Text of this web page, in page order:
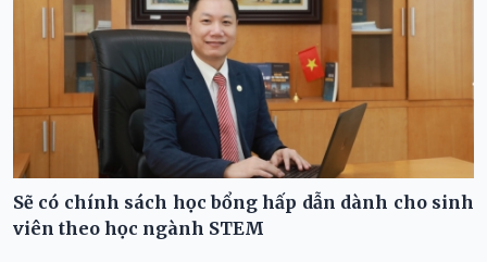
Sẽ có chính sách học bổng hấp dẫn dành cho sinh
viên theo học ngành STEM